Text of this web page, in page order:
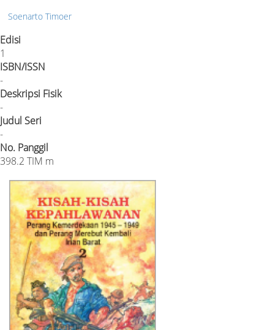
Soenarto Timoer
Edisi
1
ISBN/ISSN
-
Deskripsi Fisik
-
Judul Seri
-
No. Panggil
398.2 TIM m